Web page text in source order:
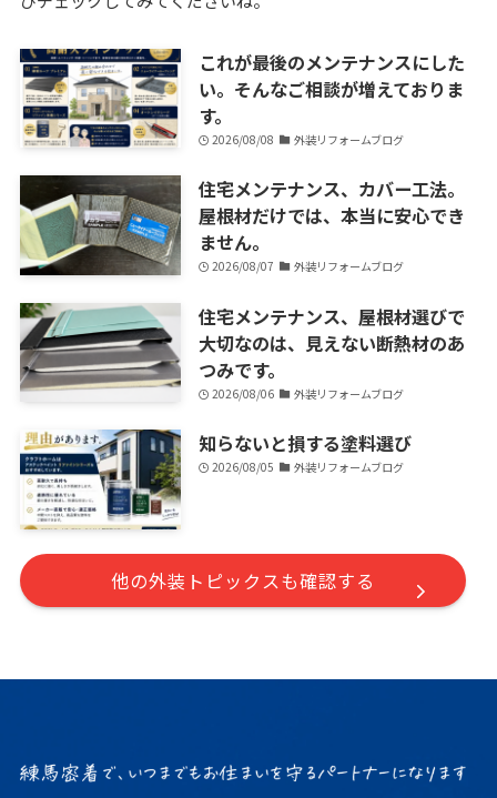
これが最後のメンテナンスにした
い。そんなご相談が増えておりま
す。
2026/08/08 外装リフォームブログ
住宅メンテナンス、カバー工法。
屋根材だけでは、本当に安心でき
ません。
2026/08/07 外装リフォームブログ
住宅メンテナンス、屋根材選びで
大切なのは、見えない断熱材のあ
つみです。
2026/08/06 外装リフォームブログ
知らないと損する塗料選び
2026/08/05 外装リフォームブログ
他の外装トピックスも確認する